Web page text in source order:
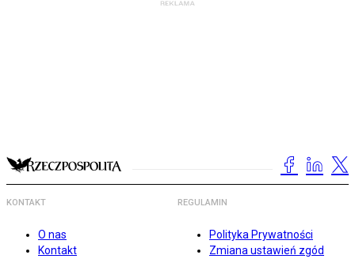
KONTAKT
O nas
Kontakt
REGULAMIN
Polityka Prywatności
Zmiana ustawień zgód